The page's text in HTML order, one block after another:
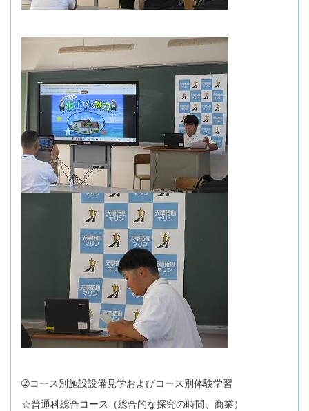
➁コース別施設設備見学およびコース別体験学習
☆普通科総合コース（総合的な探究の時間、商業）